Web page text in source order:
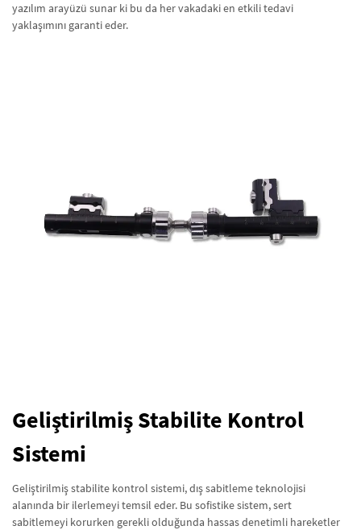
yazılım arayüzü sunar ki bu da her vakadaki en etkili tedavi
yaklaşımını garanti eder.
Geliştirilmiş Stabilite Kontrol
Sistemi
Geliştirilmiş stabilite kontrol sistemi, dış sabitleme teknolojisi
alanında bir ilerlemeyi temsil eder. Bu sofistike sistem, sert
sabitlemeyi korurken gerekli olduğunda hassas denetimli hareketler